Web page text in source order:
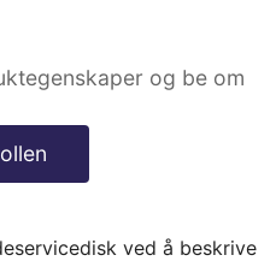
og be om
ved å beskrive